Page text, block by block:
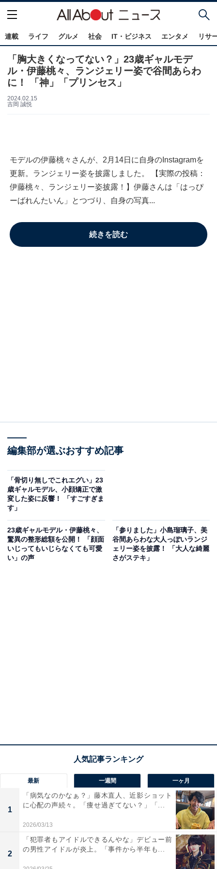
連載 ライフ グルメ 社会 IT・ビジネス エンタメ リサ
「胸大きくなってない？」23歳ギャルモデ
ル・伊藤桃々、ランジェリー姿で谷間あらわ
に！ 「神」「プリンセス」
2024.02.15
吉岡 誠悦
モデルの伊藤桃々さんが、2月14日に自身のInstagramを
更新。ランジェリー姿を披露しました。 【実際の投稿：
伊藤桃々、ランジェリー姿披露！】伊藤さんは「はっぴ
ーばれんたいん」とつづり、自身の写真...
続きを読む
編集部が選ぶおすすめ記事
「骨切り無しでこれエグい」23
歳ギャルモデル、小顔矯正で激
変した姿に反響！ 「すごすぎま
す」
23歳ギャルモデル・伊藤桃々、
驚異の整形総額を公開！ 「顔面
いじってもいじらなくても可愛
い」の声
「参りました」小島瑠璃子、美
谷間あらわな大人っぽいランジ
ェリー姿を披露！ 「大人な綺麗
さがステキ」
最新 一週間 一ヶ月
1
「病気なのかなぁ？」藤木直人、近影ショット
に心配の声続々。「痩せ過ぎてない？」「...
2026/03/13
2
「犯罪者もアイドルできるんやな」デビュー前
の男性アイドルが炎上。「事件から半年も...